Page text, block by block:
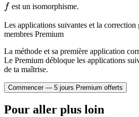
ff est un isomorphisme.
Les applications suivantes et la correction
membres Premium
La méthode et sa première application
Le Premium débloque les applications
de ta maîtrise.
Commencer — 5 jours Premium offerts
Pour aller plus loin